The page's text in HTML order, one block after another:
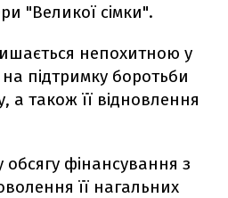
"Великої сімки".
непохитною у
на підтримку боротьби
а також її відновлення
фінансування з
її нагальних